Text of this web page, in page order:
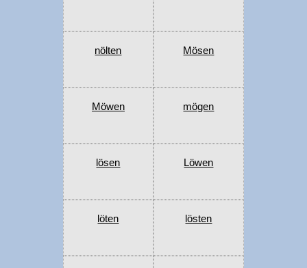
nölten Mösen
Möwen mögen
lösen Löwen
löten lösten